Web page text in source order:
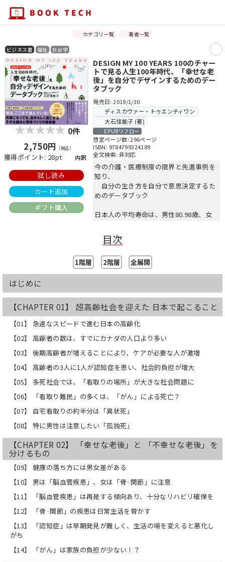
カテゴリ一覧 著者一覧
ビジネス書 福祉 社会学
0件
2,750円 （税込）
獲得ポイント: 28pt 内訳
試し読み
カート追加
ギフト購入
DESIGN MY 100 YEARS 100のチャー
トで見る人生100年時代、「幸せな老
後」を自分でデザインするためのデー
タブック
発売日: 2019/1/30
ディスカヴァー・トゥエンティワン
大石佳能子 (著)
EPUBリフロー
想定ページ数: 296ページ
ISBN: 9784799324189
全文検索: 非対応
今の介護・医療制度の限界と先進事例を
知り、
自分の生き方を自分で意思決定するた
めのデータブック
日本人の平均寿命は、男性80.98歳、女
ほとんどの人は75歳までは元気ですが、
75歳を境目に認知症や介護の問題が起こ
しかし、病院や高齢者・介護施設は早々
2035年には37万人もの方々が病院や高齢
者施設からあふれてしまう（「看取り難
民」になる）という衝撃的なデータもあ
ります。
つまり、私たちは75歳からの数年～10年
間をどこで、どのように過ごしたいのか
を、いまから考えておく必要があるので
す。
本書は、「今の介護・医療の制度はどう
なっているのか？」
れているのか？」
「国内外の先進事例は？」などを踏まえ
「自分の人生を自分でデザインする」
ブックです。
【本書の３大特徴】
１ いま知っておきたいトピックが、１
項目見開き（チャート＋解説）で100項
目。チャートを見るだけでもわかる！
２ 高齢者医療・介護に関するデータ・
ファクトが１冊の本にまとまっているの
３ 巻末に、安宅和人氏（慶應義塾大学
目次
1階層 2階層 全展開
はじめに
【CHAPTER 01】 超高齢社会を迎えた 日本で起こること
【01】 急速なスピードで進む日本の高齢化
【02】 高齢者の数は、すでにカナダの人口より多い
【03】 後期高齢者が増えることにより、ケアが必要な人が激増
【04】 高齢者の3人に1人が認知症を患い、社会的負担が増大
【05】 多死社会では、「看取りの場所」が大きな社会問題に
【06】 「看取り難民」の多くは、「がん」による死亡？
【07】 自宅看取りの約半分は「異状死」
【08】 特に男性は注意したい「孤独死」
【CHAPTER 02】 「幸せな老後」と 「不幸せな老後」を
分けるもの
【09】 健康の落ち方には男女差がある
【10】 男は「脳血管疾患」、女は「骨·関節」に注意
【11】 「脳血管疾患」は再発する傾向あり、十分なリハビリ確保を
【12】 「骨·関節」の疾患は日常生活を脅かす
【13】 「認知症」は早期発見が難しく、生活の場を変えると悪化し
がち
【14】 「がん」は家族の負担が少ない！？